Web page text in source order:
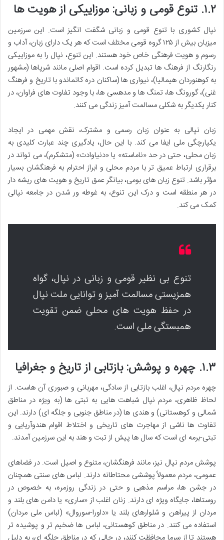
۱.۲. تنوع قومی و زبانی: موزاییکی از هویت ها
نپال کشوری با تنوع قومی و زبانی شگفت انگیز است. این سرزمین
میزبان بیش از ۱۲۵ گروه قومی مختلف است که هر یک دارای زبان، آداب و
رسوم و هویت فرهنگی خاص خود هستند. این تنوع، نپال را به موزاییکی
رنگارنگ از فرهنگ ها تبدیل کرده است. اقوام اصلی مانند شرپاها (مشهور
به کوهنوردان هیمالیا)، نیواری ها (ساکنان دره کاتماندو با تاریخ و فرهنگ
غنی)، گورونگ ها، تمنگ ها و مدهسی ها، با وجود تفاوت های فراوان، در
کنار یکدیگر به شکلی مسالمت آمیز زندگی می کنند.
زبان نپالی به عنوان زبان رسمی و مشترک، نقش مهمی در ایجاد
یکپارچگی ملی ایفا می کند. با این حال، یادگیری چند عبارت کلیدی به
زبان محلی، حتی در حد «ناماسته» یا «دنیاوادت» (متشکرم)، می تواند در
برقراری ارتباط عمیق تر با مردم محلی و ابراز احترام به فرهنگشان بسیار
مؤثر باشد. تنوع زبان های بومی، بیانگر عمق تاریخ و هویت های ریشه دار
در هر منطقه است و درک این تنوع، به غوطه ور شدن در جامعه نپالی
کمک می کند.
تنوع بی نظیر قومی و زبانی در نپال، گواه
همزیستی مسالمت آمیز و توانایی ملت نپال
در حفظ هویت های محلی ضمن تقویت
همبستگی ملی است.
۱.۳. چهره و پوشش: بازتابی از تاریخ و جغرافیا
چهره مردم نپال، اغلب بازتابی از سادگی، مهربانی و صبوری آن هاست. از
لحاظ ظاهری، مردم نپال شباهت هایی به تبتی ها (به ویژه در مناطق
شمالی و کوهستانی) و هندی ها (در مناطق جنوبی و جلگه ای) دارند. این
تفاوت ها ناشی از مهاجرت های تاریخی و اختلاط اقوام هندوآریایی و
تبتی-برمه ای است که سال ها پیش از تبت و هند به این سرزمین آمدند.
پوشش مردم نپال نیز، مانند فرهنگشان، متنوع و اصیل است. در فضاهای
عمومی، مردم معمولاً پوششی محتاطانه دارند. لباس های سنتی همچنان
در جشن ها، مراسم مذهبی و حتی در زندگی روزمره، به خصوص در
روستاها، جایگاه ویژه ای دارند. زنان اغلب از «ساری» یا دامن های بلند و
مردان از پیراهن و شلوارهای بلند یا «داورا-سوروال» (لباس ملی مردان)
استفاده می کنند. در مناطق کوهستانی، لباس ها ضخیم تر و پوشیده تر